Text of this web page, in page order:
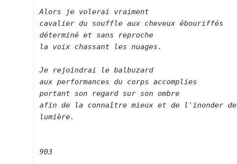
Alors je volerai vraiment
cavalier du souffle aux cheveux ébouriffés
déterminé et sans reproche
la voix chassant les nuages.
Je rejoindrai le balbuzard
aux performances du corps accomplies
portant son regard sur son ombre
afin de la connaître mieux et de l'inonder de
lumière.
903